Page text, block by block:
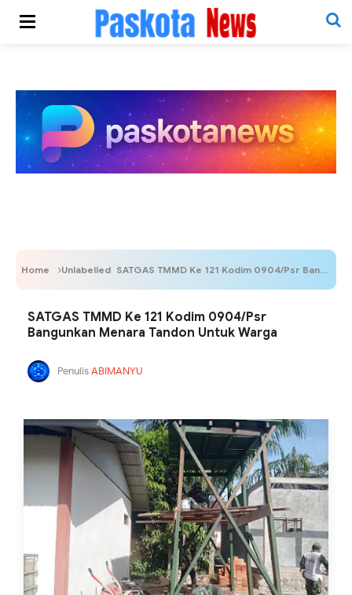
Home Unlabelled SATGAS TMMD Ke 121 Kodim 0904/Psr Bangunkan Menara Tandon Untuk Warga
SATGAS TMMD Ke 121 Kodim 0904/Psr
Bangunkan Menara Tandon Untuk Warga
PenulisABIMANYU